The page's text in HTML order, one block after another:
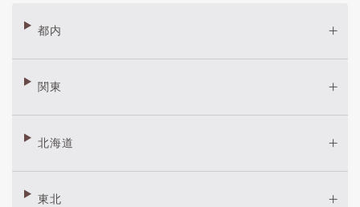
都内
関東
北海道
東北